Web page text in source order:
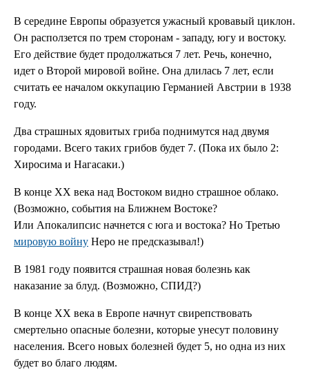
В середине Европы образуется ужасный кровавый циклон.
Он расползется по трем сторонам - западу, югу и востоку.
Его действие будет продолжаться 7 лет. Речь, конечно,
идет о Второй мировой войне. Она длилась 7 лет, если
считать ее началом оккупацию Германией Австрии в 1938
году.
Два страшных ядовитых гриба поднимутся над двумя
городами. Всего таких грибов будет 7. (Пока их было 2:
Хиросима и Нагасаки.)
В конце XX века над Востоком видно страшное облако.
(Возможно, события на Ближнем Востоке?
Или Апокалипсис начнется с юга и востока? Но Третью
мировую войну Неро не предсказывал!)
В 1981 году появится страшная новая болезнь как
наказание за блуд. (Возможно, СПИД?)
В конце XX века в Европе начнут свирепствовать
смертельно опасные болезни, которые унесут половину
населения. Всего новых болезней будет 5, но одна из них
будет во благо людям.